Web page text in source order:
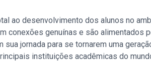
ao desenvolvimento dos alunos no
conexões genuínas e são alimentados
jornada para se tornarem uma
instituições acadêmicas do